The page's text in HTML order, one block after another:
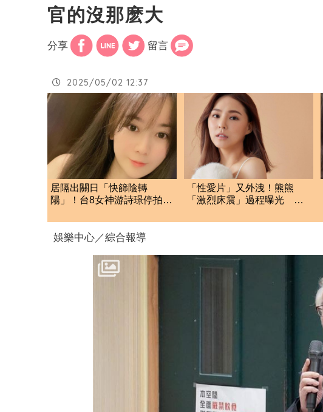
官的沒那麽大
分享 留言
2025/05/02 12:37
居隔出關日「快篩陰轉
陽」！台8女神游詩璟停拍曝
「性愛片」又外洩！熊熊
「激烈床震」過程曝光 直
娛樂中心／綜合報導